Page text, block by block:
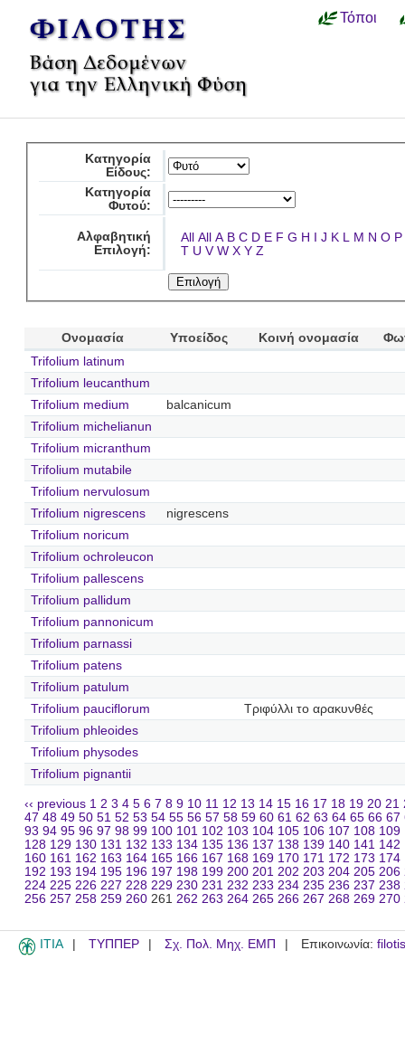
Τόποι
Κατηγορία
Είδους:
Κατηγορία
Φυτού:
Αλφαβητική
Επιλογή:
All All A B C D E F G H I J K L M N O P
T U V W X Y Z
Ονομασία Υποείδος Κοινή ονομασία
Trifolium latinum
Trifolium leucanthum
Trifolium medium
balcanicum
Trifolium michelianun
Trifolium micranthum
Trifolium mutabile
Trifolium nervulosum
Trifolium nigrescens
nigrescens
Trifolium noricum
Trifolium ochroleucon
Trifolium pallescens
Trifolium pallidum
Trifolium pannonicum
Trifolium parnassi
Trifolium patens
Trifolium patulum
Trifolium pauciflorum
Τριφύλλι το αρακυνθές
Trifolium phleoides
Trifolium physodes
Trifolium pignantii
‹‹ previous 1 2 3 4 5 6 7 8 9 10 11 12 13 14 15 16 17 18 19 20 21
47 48 49 50 51 52 53 54 55 56 57 58 59 60 61 62 63 64 65 66 67
93 94 95 96 97 98 99 100 101 102 103 104 105 106 107 108 109
128 129 130 131 132 133 134 135 136 137 138 139 140 141 142
160 161 162 163 164 165 166 167 168 169 170 171 172 173 174
192 193 194 195 196 197 198 199 200 201 202 203 204 205 206
224 225 226 227 228 229 230 231 232 233 234 235 236 237 238
256 257 258 259 260 261 262 263 264 265 266 267 268 269 270
ITIA ΤΥΠΠΕΡ Σχ. Πολ. Μηχ. ΕΜΠ Επικοινωνία: